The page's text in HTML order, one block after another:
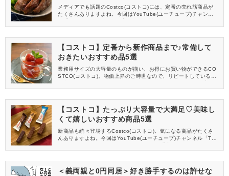
メディアでも話題のCostco(コストコ)には、定番の売れ筋商品が
たくさんありますよね。今回はYouTube(ユーチューブ)チャンネ
コで人気の食品をご紹介します。
【コストコ】定番から新作商品まで♪常備して
おきたいおすすめ品5選
業務用サイズの大容量のものが揃い、お得にお買い物ができるCO
STCO(コストコ)。物価上昇のご時世なので、リピートしている方
ャンネル「TastyTime」の動画より、コストコの定番や新作を含め
【コストコ】たっぷり大容量で大満足♡美味し
くて嬉しいおすすめ商品5選
新商品も続々登場するCostco(コストコ)。気になる商品がたくさ
んありますよね。今回はYouTube(ユーチューブ)チャンネル「Tas
す。
＜義両親と0円同居＞好き勝手するのは許せな